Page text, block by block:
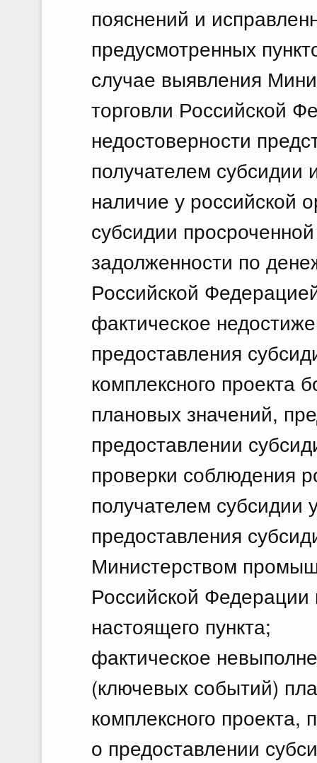
пояснений и
предусмотренных
случае выявления
торговли Российской
недостоверности
получателем
наличие у российской
субсидии
задолженности по
Российской
фактическое
предоставления
комплексного проекта
плановых значений,
предоставлении
проверки соблюдения
получателем субсидии
предоставления
Министерством
Российской Федерации
настоящего пункта;
фактическое
(ключевых событий)
комплексного проекта,
о предоставлении